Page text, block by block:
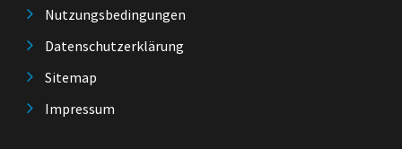
Nutzungsbedingungen
Datenschutzerklärung
Sitemap
Impressum